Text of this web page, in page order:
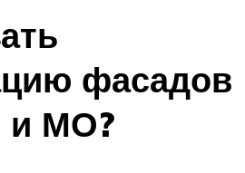
фасадов
и МО?